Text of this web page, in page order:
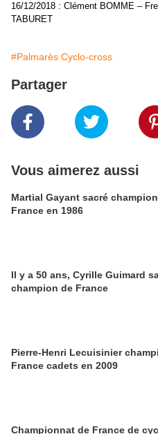
16/12/2018 : Clément BOMME –
TABURET
#Palmarès Cyclo-cross
Partager
Vous aimerez aussi
Martial Gayant sacré
France en 1986
Il y a 50 ans, Cyrille Guimard
champion de France
Pierre-Henri Lecuisinier
France cadets en 2009
Championnat de France de